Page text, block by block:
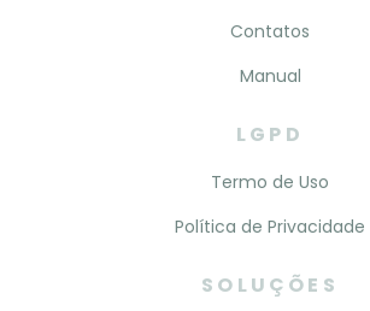
Contatos
Manual
LGPD
Termo de Uso
Política de Privacidade
SOLUÇÕES